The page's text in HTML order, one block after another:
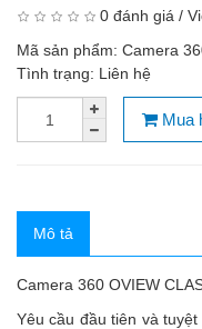
0 đánh giá /
Mã sản phẩm: Camera
Tình trạng: Liên hệ
Mua
Mô tả
Camera 360 OVIEW
Yêu cầu đầu tiên và